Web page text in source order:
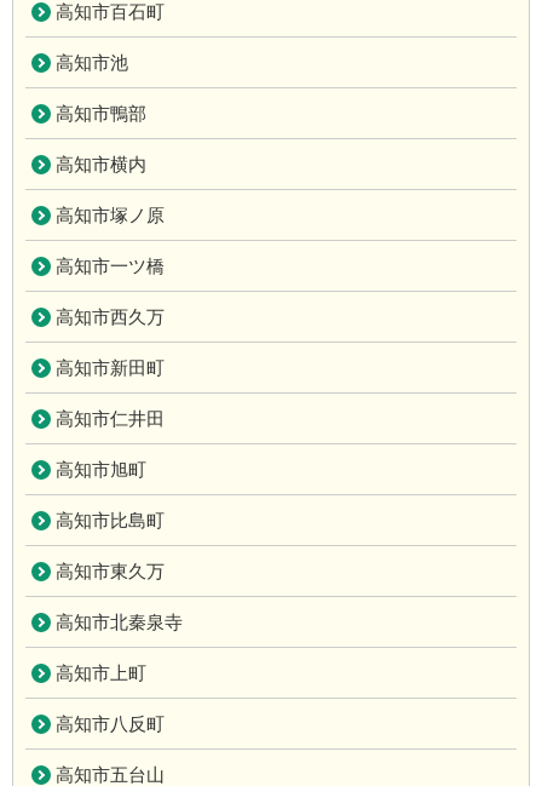
高知市百石町
高知市池
高知市鴨部
高知市横内
高知市塚ノ原
高知市一ツ橋
高知市西久万
高知市新田町
高知市仁井田
高知市旭町
高知市比島町
高知市東久万
高知市北秦泉寺
高知市上町
高知市八反町
高知市五台山